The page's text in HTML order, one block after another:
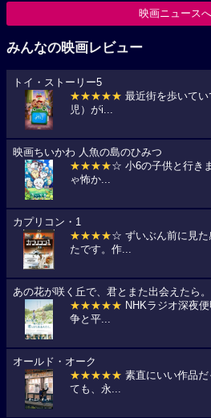
映画ニュースへ
みんなの映画レビュー
トイ・ストーリー5
★★★★★ 最近街を歩いて
児）がi...
映画ちいかわ 人魚の島のひみつ
★★★★☆ 小6の子供と行き
ゃ怖か...
カプリコン・1
★★★★☆ ずいぶん前に見た
たです。作...
あの花が咲く丘で、君とまた出会えたら。
★★★★★ NHKラジオ深夜
争と平...
オールド・オーク
★★★★★ 素直にいい作品
ても、永...